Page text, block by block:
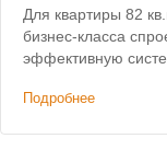
Для квартиры 82
бизнес-класса
эффективную
вентиляции с
Подробнее